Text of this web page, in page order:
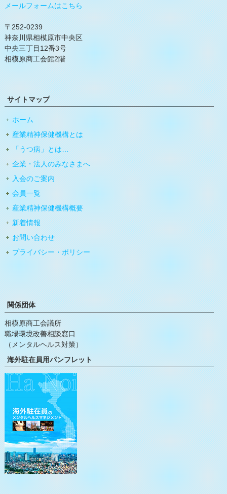
メールフォームはこちら
〒252-0239
神奈川県相模原市中央区
中央三丁目12番3号
相模原商工会館2階
サイトマップ
ホーム
産業精神保健機構とは
「うつ病」とは…
企業・法人のみなさまへ
入会のご案内
会員一覧
産業精神保健機構概要
新着情報
お問い合わせ
プライバシー・ポリシー
関係団体
相模原商工会議所
職場環境改善相談窓口
（メンタルヘルス対策）
海外駐在員用パンフレット